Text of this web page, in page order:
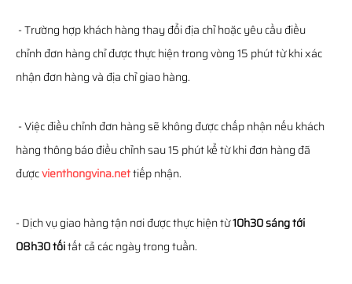
- Trường hợp khách hàng thay đổi địa chỉ hoặc yêu cầu điều
chỉnh đơn hàng chỉ được thực hiện trong vòng 15 phút từ khi xác
nhận đơn hàng và địa chỉ giao hàng.
- Việc điều chỉnh đơn hàng sẽ không được chấp nhận nếu khách
hàng thông báo điều chỉnh sau 15 phút kể từ khi đơn hàng đã
đượcvienthongvina.nettiếp nhận.
- Dịch vụ giao hàng tận nơi được thực hiện từ10h30 sáng tới
08h30 tốitất cả các ngày trong tuần.